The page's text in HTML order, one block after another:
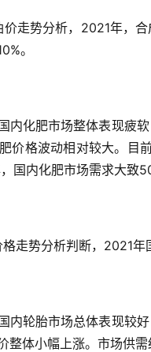
走势分析，2021年，
。
内化肥市场整体表现疲
价格波动相对较大。目
国内化肥市场需求大致
走势分析判断，2021
内轮胎市场总体表现较
整体小幅上涨。市场供